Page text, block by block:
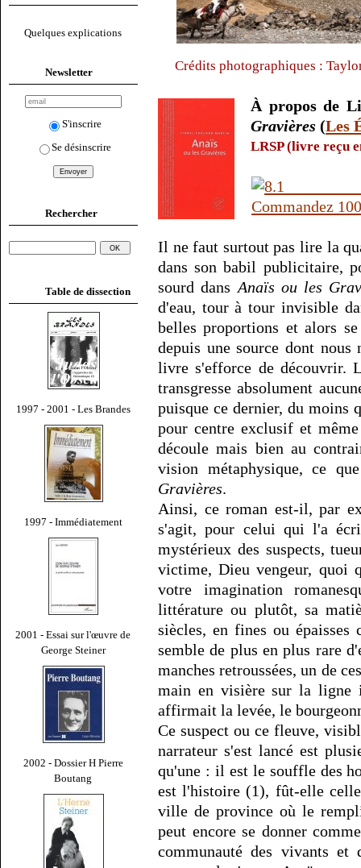
Quelques explications
Newsletter
S'inscrire
Se désinscrire
Rechercher
Table de dissection
1997 - 2001 - Les Brandes
1997 - Immédiatement
2001 - Essai sur l'œuvre de
George Steiner
2002 - Dossier H Pierre
Boutang
Crédits photographiques :
À propos de
Gravières (Les
LRSP (livre reçu
Il ne faut surtout pas lire la
dans son babil publicitaire,
sourd dans Anaïs ou les
d'eau, tour à tour invisible
belles proportions et alors
depuis une source dont
livre s'efforce de découvrir.
transgresse absolument
puisque ce dernier, du moins
pour centre exclusif et
découle mais bien au
vision métaphysique, ce
Gravières.
Ainsi, ce roman est-il, par
s'agit, pour celui qui l'a
mystérieux des suspects,
victime, Dieu vengeur, quoi
votre imagination
littérature ou plutôt, sa
siècles, en fines ou épaisses
semble de plus en plus rare
manches retroussées, un de
main en visière sur la ligne
affirmait la levée, le
Ce suspect ou ce fleuve,
narrateur s'est lancé est
qu'une : il est le souffle des
est l'histoire (1), fût-elle
ville de province où le
peut encore se donner
communauté des vivants